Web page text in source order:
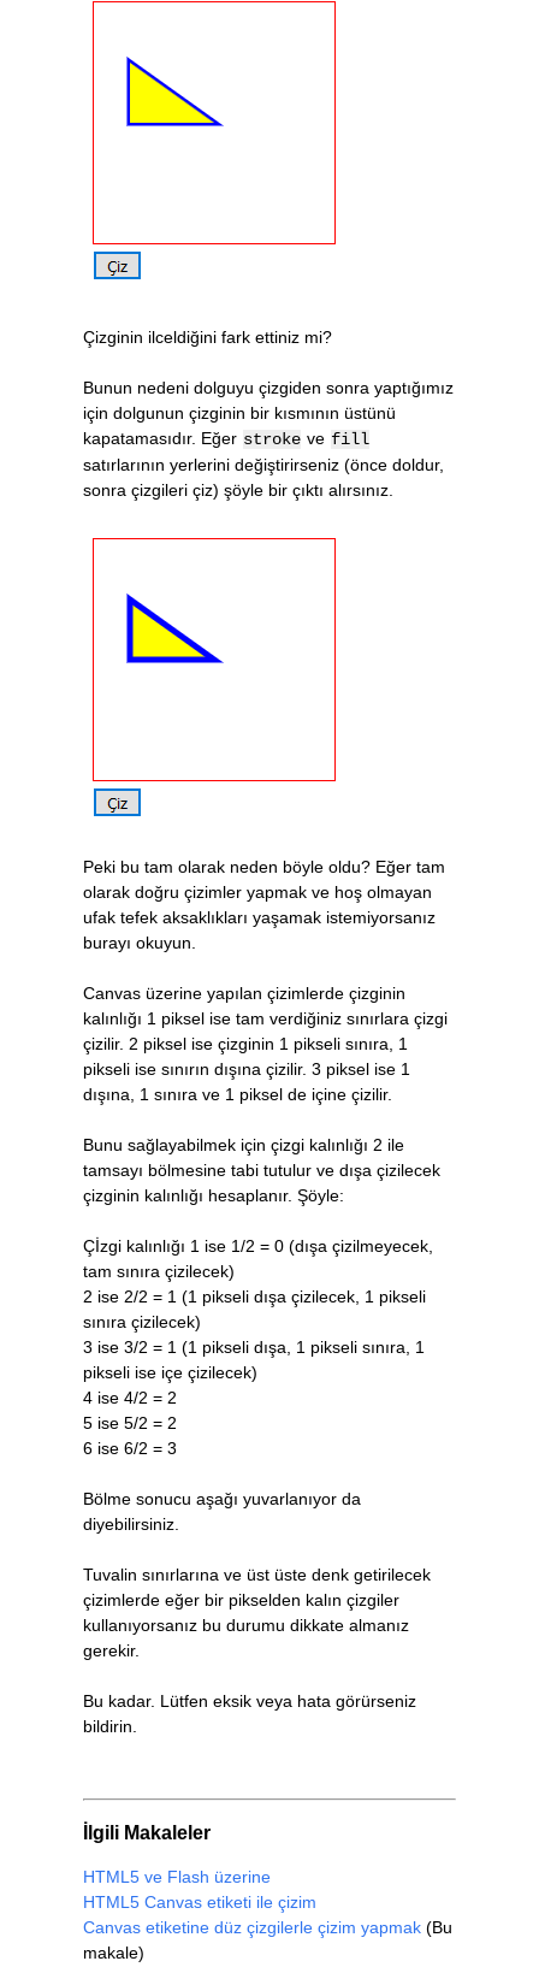
Çizginin ilceldiğini fark ettiniz mi?
Bunun nedeni dolguyu çizgiden sonra yaptığımız
için dolgunun çizginin bir kısmının üstünü
kapatamasıdır. Eğer stroke ve fill
satırlarının yerlerini değiştirirseniz (önce doldur,
sonra çizgileri çiz) şöyle bir çıktı alırsınız.
Peki bu tam olarak neden böyle oldu? Eğer tam
olarak doğru çizimler yapmak ve hoş olmayan
ufak tefek aksaklıkları yaşamak istemiyorsanız
burayı okuyun.
Canvas üzerine yapılan çizimlerde çizginin
kalınlığı 1 piksel ise tam verdiğiniz sınırlara çizgi
çizilir. 2 piksel ise çizginin 1 pikseli sınıra, 1
pikseli ise sınırın dışına çizilir. 3 piksel ise 1
dışına, 1 sınıra ve 1 piksel de içine çizilir.
Bunu sağlayabilmek için çizgi kalınlığı 2 ile
tamsayı bölmesine tabi tutulur ve dışa çizilecek
çizginin kalınlığı hesaplanır. Şöyle:
Çİzgi kalınlığı 1 ise 1/2 = 0 (dışa çizilmeyecek,
tam sınıra çizilecek)
2 ise 2/2 = 1 (1 pikseli dışa çizilecek, 1 pikseli
sınıra çizilecek)
3 ise 3/2 = 1 (1 pikseli dışa, 1 pikseli sınıra, 1
pikseli ise içe çizilecek)
4 ise 4/2 = 2
5 ise 5/2 = 2
6 ise 6/2 = 3
Bölme sonucu aşağı yuvarlanıyor da
diyebilirsiniz.
Tuvalin sınırlarına ve üst üste denk getirilecek
çizimlerde eğer bir pikselden kalın çizgiler
kullanıyorsanız bu durumu dikkate almanız
gerekir.
Bu kadar. Lütfen eksik veya hata görürseniz
bildirin.
İlgili Makaleler
HTML5 ve Flash üzerine
HTML5 Canvas etiketi ile çizim
Canvas etiketine düz çizgilerle çizim yapmak (Bu
makale)